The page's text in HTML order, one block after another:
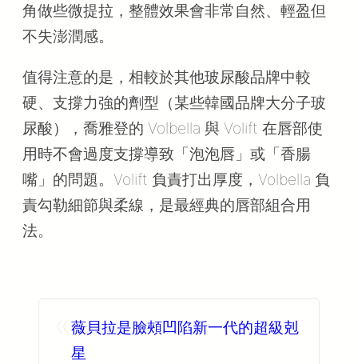
角做些微提拉，整體效果會非常自然、輕盈但
不失澎潤感。
值得注意的是，相較於其他玻尿酸品牌中較
硬、支撐力強的劑型（某些韓國品牌大分子玻
尿酸），喬雅登的 Volbella 與 Volift 在唇部使
用時不會過度支撐導致「泡泡唇」或「香腸
嘴」的問題。Volift 負責打出厚度，Volbella 負
責勾勒細節與柔線，是最經典的唇部組合用
法。
薇貝拉是臉頰凹陷新一代的超級剋
星